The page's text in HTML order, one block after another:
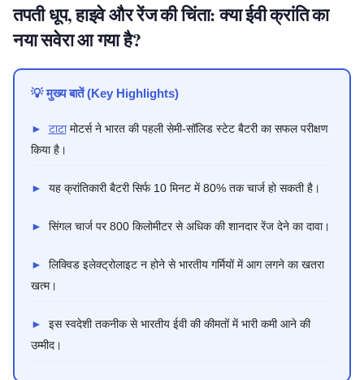
तपती धूप, हाइवे और रेंज की चिंता: क्या ईवी क्रांति का
नया सवेरा आ गया है?
💡 मुख्य बातें (Key Highlights)
► टाटामोटर्स ने भारत की पहली सेमी-सॉलिड स्टेट बैटरी का सफल परीक्षण
किया है।
► यह क्रांतिकारी बैटरी सिर्फ 10 मिनट में 80% तक चार्ज हो सकती है।
► सिंगल चार्ज पर 800 किलोमीटर से अधिक की शानदार रेंज देने का दावा।
►
लिक्विड इलेक्ट्रोलाइट न होने से भारतीय गर्मियों में आग लगने का खतरा
खत्म।
►
इस स्वदेशी तकनीक से भारतीय ईवी की कीमतों में भारी कमी आने की
उम्मीद।